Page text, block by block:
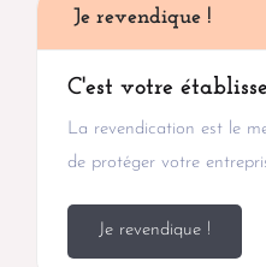
Je revendique !
C'est votre
La revendication est le
de protéger votre
Je revendique !